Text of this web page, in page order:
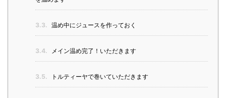
3.3. 温め中にジュースを作っておく
3.4. メイン温め完了！いただきます
3.5. トルティーヤで巻いていただきます